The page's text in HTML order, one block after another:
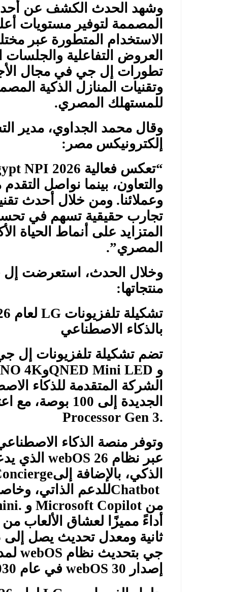
وشهد الحدث الكشف عن أحدث
المصممة لتوفير مستويات
الاستخدام المتطورة عبر
العروض التفاعلية
تطورات إل جي في مجال
وتقنيات المنازل الذكية
للمستهلك المصري.
وقال محمد الجداوي، مدير
إلكترونيكس مصر :
“تعكس فعالية NPI 2026
والتعاون، بينما نواصل
وعملائنا. ومن خلال أحدث
تجارب حقيقية تسهم في
المتزايد على أنماط الحياة
المصري.”
وخلال الحدث، استعرضت
منتجاتها:
تشكيلة تلفزيونات LG
بالذكاء الاصطناعي
تضم تشكيلة تلفزيونات إل جي لعام
و QNED Mini LEDو4K
الشركة المتقدمة للذكاء
الجديدة إلى 100 بوصة، مع اعتمادها على معالجات
Processor Gen 3.
وتوفر منصة الذكاء
عبر نظام webOS 26 الذي
الذكي، بالإضافة إلى
Chatbotللدعم الذاتي،
من Microsoft Copilot و
ثانية ومعدل تحديث يصل إلى 165
جي بتحديث نظام webOS
إصدار webOS 30 في عام 2030